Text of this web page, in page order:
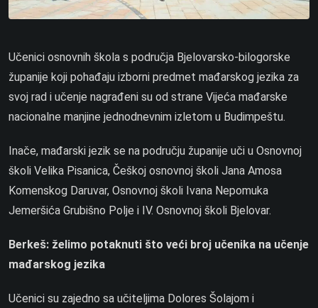
Učenici osnovnih škola s područja Bjelovarsko-bilogorske
županije koji pohađaju izborni predmet mađarskog jezika za
svoj rad i učenje nagrađeni su od strane Vijeća mađarske
nacionalne manjine jednodnevnim izletom u Budimpeštu.
Inače, mađarski jezik se na području županije uči u Osnovnoj
školi Velika Pisanica, Češkoj osnovnoj školi Jana Amosa
Komenskog Daruvar, Osnovnoj školi Ivana Nepomuka
Jemeršića Grubišno Polje i IV. Osnovnoj školi Bjelovar.
Berkeš: želimo potaknuti što veći broj učenika na učenje
mađarskog jezika
Učenici su zajedno sa učiteljima Dolores Šolajom i